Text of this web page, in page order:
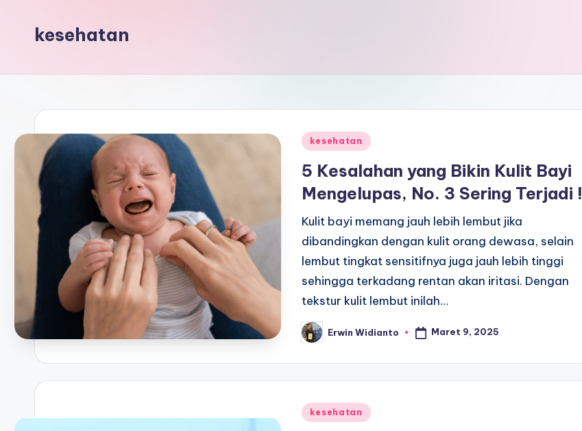
kesehatan
Posted
kesehatan
5 Kesalahan yang Bikin Kulit Bayi
Mengelupas, No. 3 Sering Terjadi !
Kulit bayi memang jauh lebih lembut jika
dibandingkan dengan kulit orang dewasa, selain
lembut tingkat sensitifnya juga jauh lebih tinggi
sehingga terkadang rentan akan iritasi. Dengan
tekstur kulit lembut inilah…
Posted
by
Erwin Widianto Maret 9, 2025
Posted
kesehatan